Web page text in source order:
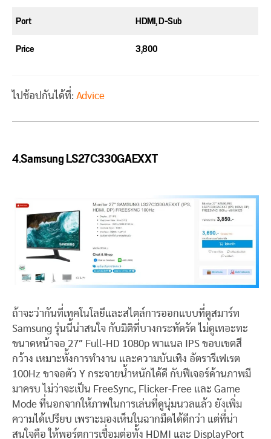
Port
HDMI, D-Sub
Price
3,800
ไปช้อปกันได้ที่: Advice
4.Samsung LS27C330GAEXXT
ถ้าจะว่ากันที่เทคโนโลยีและสไตล์การออกแบบที่ดูสมาร์ท
Samsung รุ่นนี้น่าสนใจ กับมิติที่บางกระทัดรัด ไม่ดูเทอะทะ
ขนาดหน้าจอ 27″ Full-HD 1080p พาแนล IPS ขอบเขตสี
กว้าง เหมาะทั้งการทำงาน และความบันเทิง อัตรารีเฟเรต
100Hz ขาจอตัว Y กระจายน้ำหนักได้ดี กับฟีเจอร์ด้านภาพมี
มาครบ ไม่ว่าจะเป็น FreeSync, Flicker-Free และ Game
Mode ที่นอกจากให้ภาพในการเล่นที่ดูนุ่มนวลแล้ว ยังเพิ่ม
ความได้เปรียบ เพราะมองเห็นในฉากมืดได้ดีกว่า แต่ที่น่า
สนใจคือ ให้พอร์ตการเชื่อมต่อทั้ง HDMI และ DisplayPort